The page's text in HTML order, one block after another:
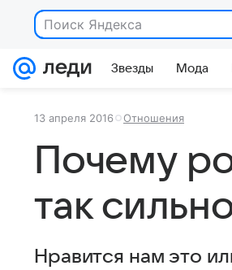
Поиск Яндекса
Звезды Мода
13 апреля 2016 Отношения
Почему
так
Нравится нам это